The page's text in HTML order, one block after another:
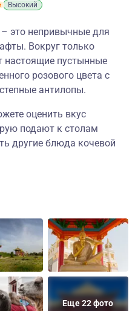
Высокий
это непривычные для
Вокруг только
настоящие пустынные
розового цвета с
антилопы.
оценить вкус
подают к столам
другие блюда кочевой
Еще 22 фото